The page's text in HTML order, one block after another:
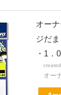
オー
ジだ
・1．
オー